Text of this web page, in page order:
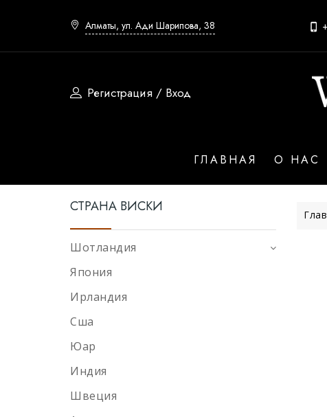
Алматы, ул. Ади Шарипова, 38
Регистрация / Вход
ГЛАВНАЯ О НАС
СТРАНА ВИСКИ
Шотландия
Япония
Ирландия
Сша
Юар
Индия
Швеция
Купажированный